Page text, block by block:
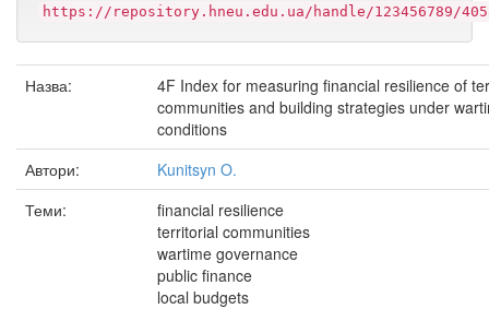
https://repository.hneu.edu.ua/handle/123456789/
Назва:
4F Index for measuring financial resilience of
communities and building strategies under
conditions
Автори:
Kunitsyn O.
Теми:
financial resilience
territorial communities
wartime governance
public finance
local budgets